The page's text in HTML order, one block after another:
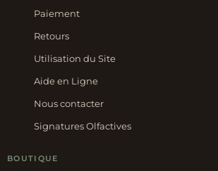
Paiement
Retours
Utilisation du Site
Aide en Ligne
Nous contacter
Signatures Olfactives
BOUTIQUE